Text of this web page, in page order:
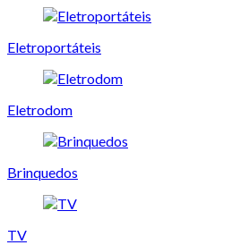
Eletroportáteis
Eletrodom
Brinquedos
TV